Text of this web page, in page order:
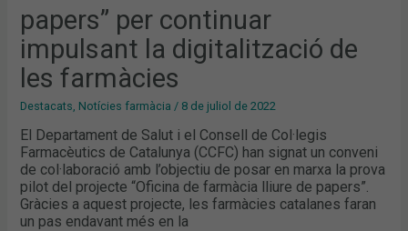
papers” per continuar
impulsant la digitalització de
les farmàcies
Destacats Notícies farmàcia / 8 de juliol de 2022
El Departament de Salut i el Consell de Col·legis
Farmacèutics de Catalunya (CCFC) han signat un conveni
de col·laboració amb l’objectiu de posar en marxa la prova
pilot del projecte “Oficina de farmàcia lliure de papers”.
Gràcies a aquest projecte, les farmàcies catalanes faran
un pas endavant més en la